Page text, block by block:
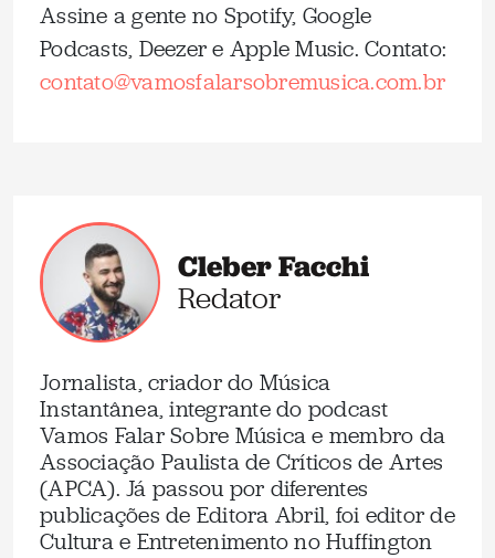
Assine a gente no Spotify, Google
Podcasts, Deezer e Apple Music. Contato:
contato@vamosfalarsobremusica.com.br
Cleber Facchi
Redator
Jornalista, criador do Música
Instantânea, integrante do podcast
Vamos Falar Sobre Música e membro da
Associação Paulista de Críticos de Artes
(APCA). Já passou por diferentes
publicações de Editora Abril, foi editor de
Cultura e Entretenimento no Huffington